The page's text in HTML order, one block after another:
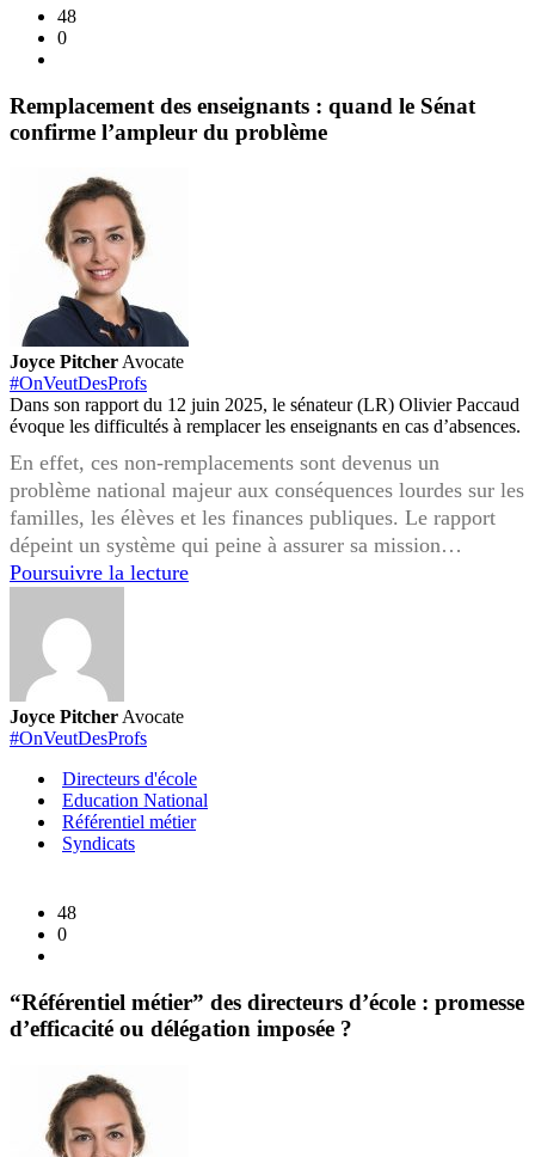
48
0
Remplacement des enseignants : quand le Sénat
confirme l’ampleur du problème
Joyce Pitcher Avocate
#OnVeutDesProfs
Dans son rapport du 12 juin 2025, le sénateur (LR) Olivier Paccaud
évoque les difficultés à remplacer les enseignants en cas d’absences.
En effet, ces non-remplacements sont devenus un
problème national majeur aux conséquences lourdes sur les
familles, les élèves et les finances publiques. Le rapport
dépeint un système qui peine à assurer sa mission…
Poursuivre la lectureRemplacement
l’ampleur
du
Joyce Pitcher Avocate
#OnVeutDesProfs
Directeurs d'école
Education National
Référentiel métier
Syndicats
48
0
“Référentiel métier” des directeurs d’école : promesse
d’efficacité ou délégation imposée ?